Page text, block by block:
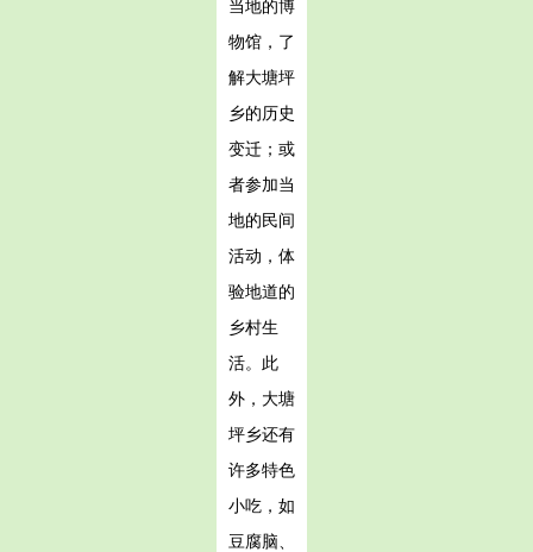
当地的博
物馆，了
解大塘坪
乡的历史
变迁；或
者参加当
地的民间
活动，体
验地道的
乡村生
活。此
外，大塘
坪乡还有
许多特色
小吃，如
豆腐脑、